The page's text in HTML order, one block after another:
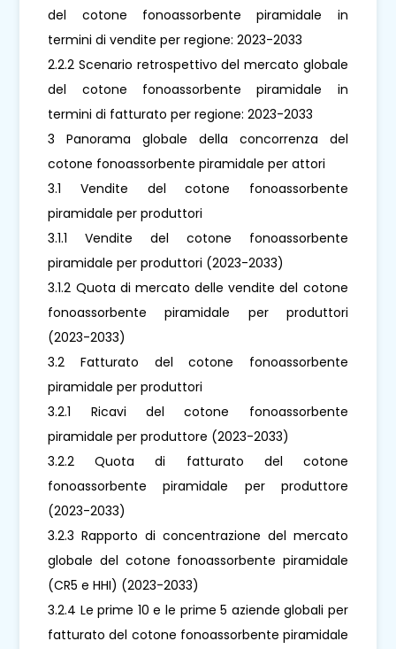
del cotone fonoassorbente piramidale in
termini di vendite per regione: 2023-2033
2.2.2 Scenario retrospettivo del mercato globale
del cotone fonoassorbente piramidale in
termini di fatturato per regione: 2023-2033
3 Panorama globale della concorrenza del
cotone fonoassorbente piramidale per attori
3.1 Vendite del cotone fonoassorbente
piramidale per produttori
3.1.1 Vendite del cotone fonoassorbente
piramidale per produttori (2023-2033)
3.1.2 Quota di mercato delle vendite del cotone
fonoassorbente piramidale per produttori
(2023-2033)
3.2 Fatturato del cotone fonoassorbente
piramidale per produttori
3.2.1 Ricavi del cotone fonoassorbente
piramidale per produttore (2023-2033)
3.2.2 Quota di fatturato del cotone
fonoassorbente piramidale per produttore
(2023-2033)
3.2.3 Rapporto di concentrazione del mercato
globale del cotone fonoassorbente piramidale
(CR5 e HHI) (2023-2033)
3.2.4 Le prime 10 e le prime 5 aziende globali per
fatturato del cotone fonoassorbente piramidale